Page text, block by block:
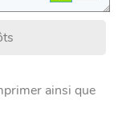
ainsi que